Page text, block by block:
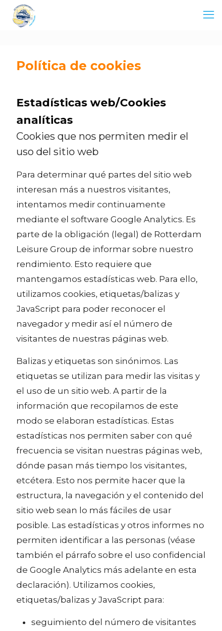
Política de cookies
Estadísticas web/Cookies
analíticas
Cookies que nos permiten medir el
uso del sitio web
Para determinar qué partes del sitio web
interesan más a nuestros visitantes,
intentamos medir continuamente
mediante el software Google Analytics. Es
parte de la obligación (legal) de Rotterdam
Leisure Group de informar sobre nuestro
rendimiento. Esto requiere que
mantengamos estadísticas web. Para ello,
utilizamos cookies, etiquetas/balizas y
JavaScript para poder reconocer el
navegador y medir así el número de
visitantes de nuestras páginas web.
Balizas y etiquetas son sinónimos. Las
etiquetas se utilizan para medir las visitas y
el uso de un sitio web. A partir de la
información que recopilamos de este
modo se elaboran estadísticas. Estas
estadísticas nos permiten saber con qué
frecuencia se visitan nuestras páginas web,
dónde pasan más tiempo los visitantes,
etcétera. Esto nos permite hacer que la
estructura, la navegación y el contenido del
sitio web sean lo más fáciles de usar
posible. Las estadísticas y otros informes no
permiten identificar a las personas (véase
también el párrafo sobre el uso confidencial
de Google Analytics más adelante en esta
declaración). Utilizamos cookies,
etiquetas/balizas y JavaScript para:
seguimiento del número de visitantes